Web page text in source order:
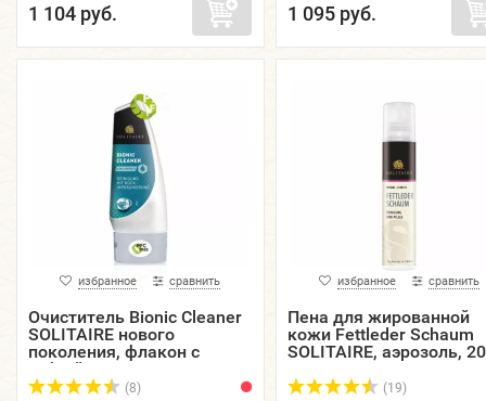
1 104 руб. 1 095 руб.
избранное сравнить
Очиститель Bionic Cleaner
SOLITAIRE нового
поколения, флакон с
губкой, 100 мл.
(8)
избранное сравнить
Пена для жированной
кожи Fettleder Schaum
SOLITAIRE, аэрозоль,
(19)